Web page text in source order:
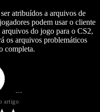
atribuídos a arquivos de
podem usar o cliente
do jogo para o CS2,
os arquivos problemáticos
completa.
artigo